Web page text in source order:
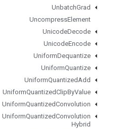
UnbatchGrad
UncompressElement
UnicodeDecode
UnicodeEncode
UniformDequantize
UniformQuantize
UniformQuantizedAdd
UniformQuantizedClipByValue
UniformQuantizedConvolution
UniformQuantizedConvolution
Hybrid